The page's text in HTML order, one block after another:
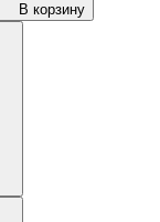
В корзину